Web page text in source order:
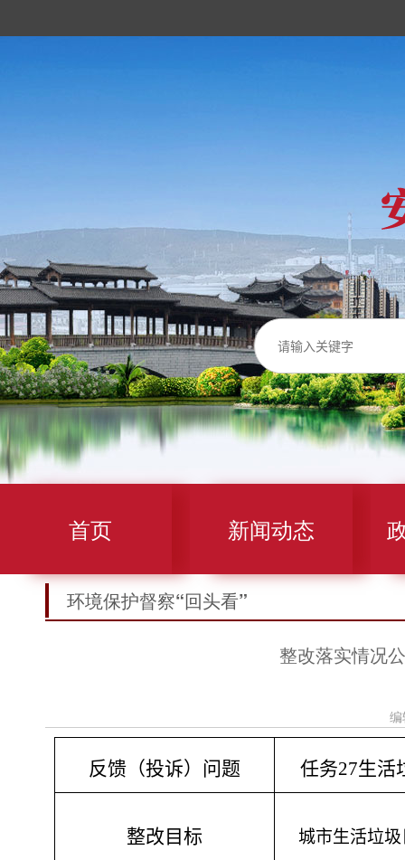
首页 新闻动态
环境保护督察“回头看”
整改落实情况
反馈（投诉）问题 任务27生活
整改目标 城市生活垃